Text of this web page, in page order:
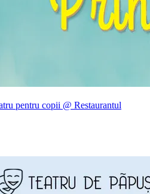
pentru copii @ Restaurantul